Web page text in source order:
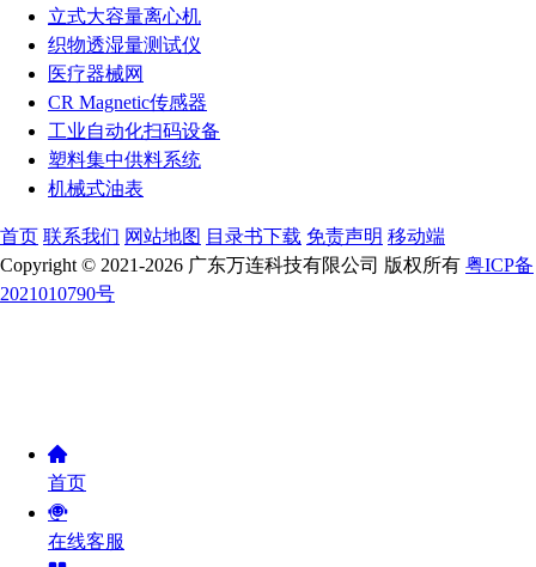
立式大容量离心机
织物透湿量测试仪
医疗器械网
CR Magnetic传感器
工业自动化扫码设备
塑料集中供料系统
机械式油表
首页 联系我们 网站地图 目录书下载 免责声明 移动端
Copyright © 2021-2026 广东万连科技有限公司 版权所有 粤ICP备
2021010790号
首页
在线客服